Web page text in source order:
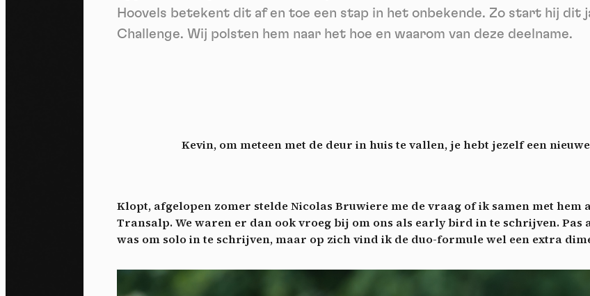
Hoovels betekent dit af en toe een stap in het onbekende. Zo start hij dit
Challenge. Wij polsten hem naar het hoe en waarom van deze deelname.
Kevin, om meteen met de deur in huis te vallen, je hebt jezelf een
Klopt, afgelopen zomer stelde Nicolas Bruwiere me de vraag of ik samen met hem
Transalp. We waren er dan ook vroeg bij om ons als early bird in te schrijven.
was om solo in te schrijven, maar op zich vind ik de duo-formule wel een extra
YouTube disallowed -This service can install 4
Allow Deny